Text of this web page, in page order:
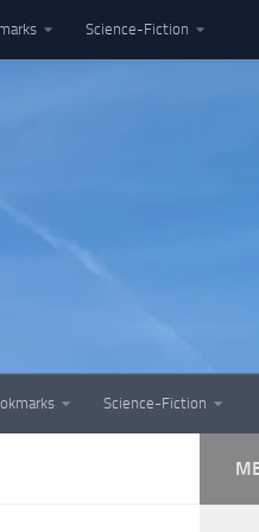
Science-Fiction
Science-Fiction